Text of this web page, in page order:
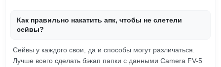
Как правильно накатить апк, чтобы не слетели
сейвы?
Сейвы у каждого свои, да и способы могут различаться.
Лучше всего сделать бэкап папки с данными Camera FV-5